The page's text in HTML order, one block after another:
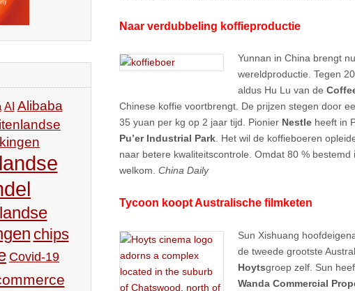
Naar verdubbeling koffieproductie
Yunnan in China brengt
wereldproductie. Tegen
aldus Hu Lu van de
Chinese koffie voortbrengt. De prijzen stegen door
35 yuan per kg op 2 jaar tijd. Pionier Nestle heeft in
Pu’er Industrial Park . Het wil de koffieboeren
naar betere kwaliteitscontrole. Omdat 80 %
welkom. China Daily
Tycoon koopt Australische filmketen
Sun Xishuang
de tweede grootste
Hoytsgroep zelf. Sun
Wanda Commercial
AI Alibaba
chips
Covid-19